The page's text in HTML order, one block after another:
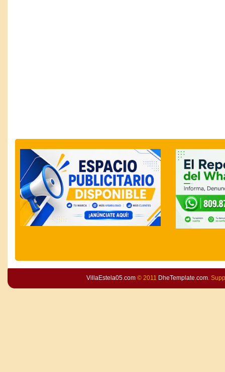
VillaEstela05.com© 2011 DheTemplate.com.